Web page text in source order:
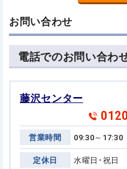
お問い合わせ
電話でのお問い合わ
藤沢センター
営業時間 09:30～17:30
定休日 水曜日･祝日